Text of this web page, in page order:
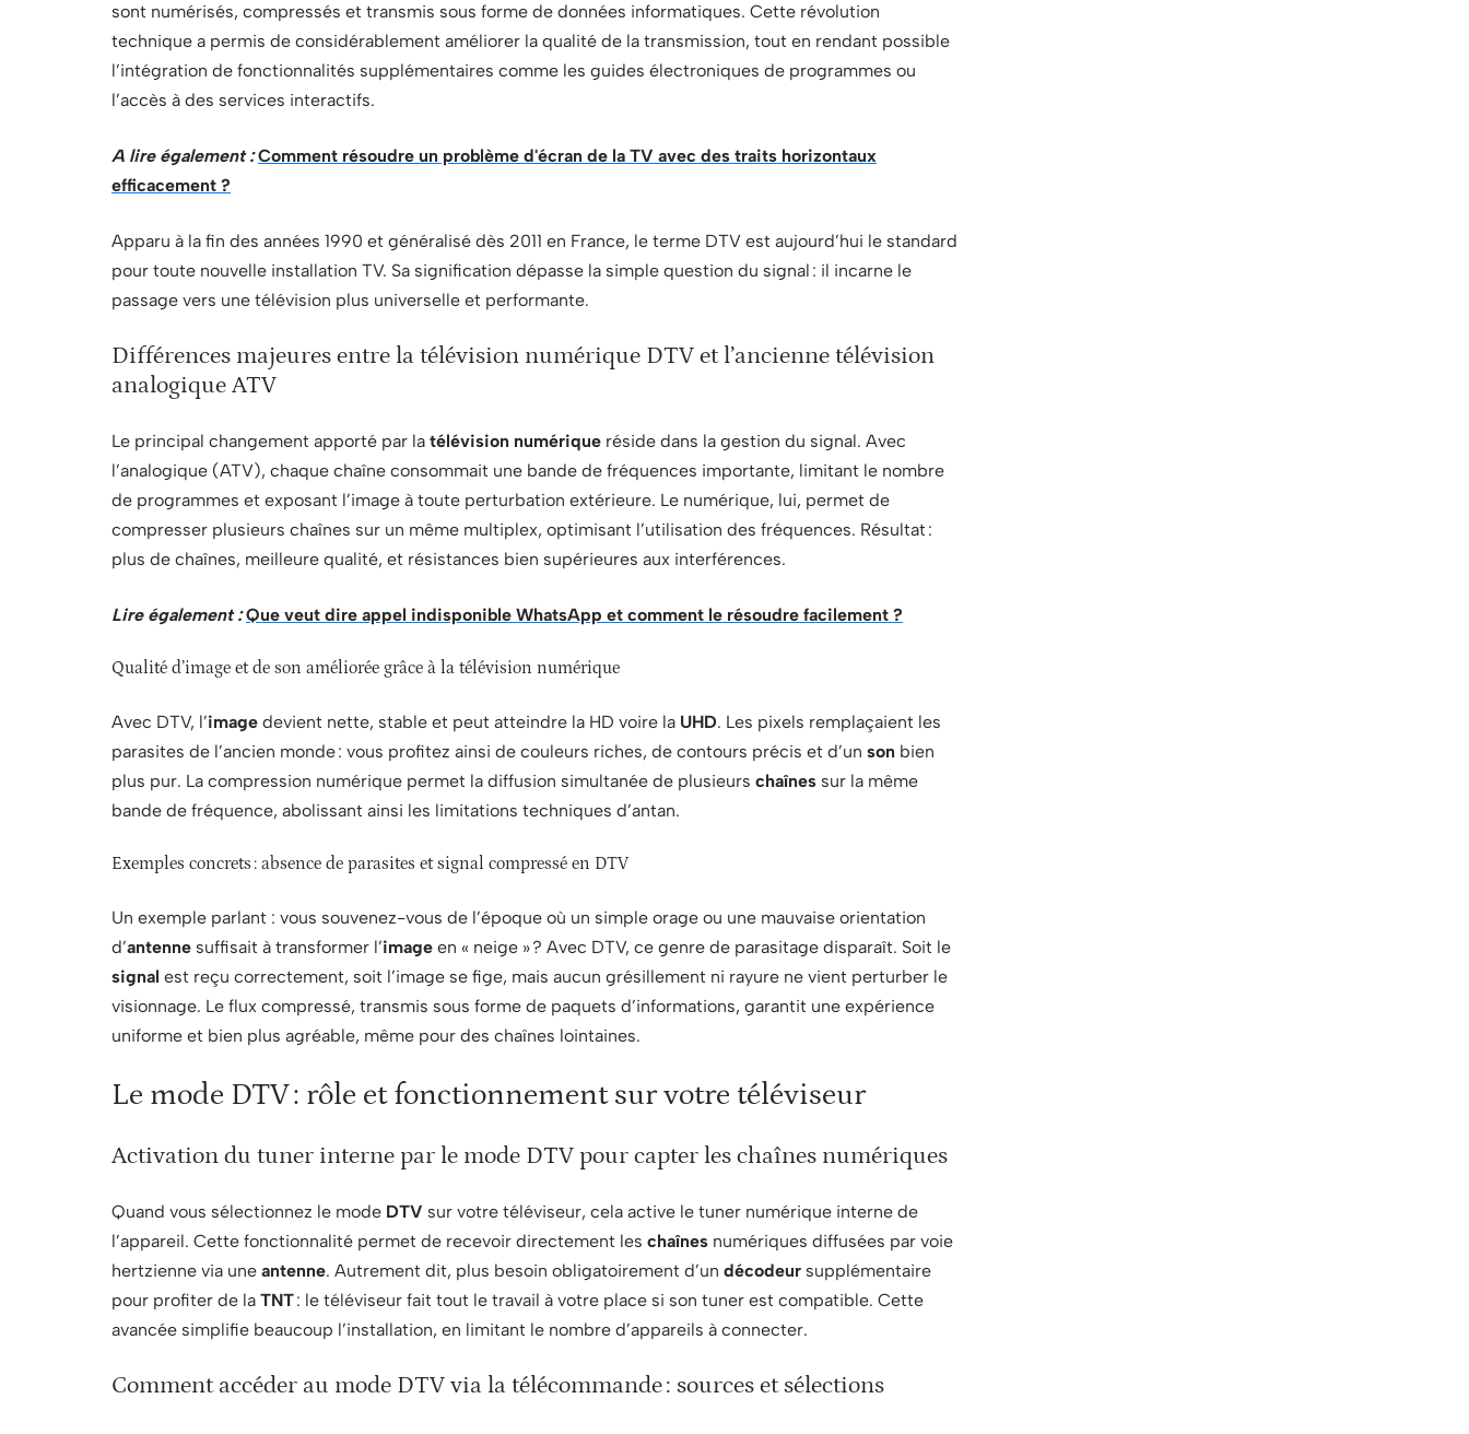
sont numérisés, compressés et transmis sous forme de données informatiques. Cette révolution
technique a permis de considérablement améliorer la qualité de la transmission, tout en rendant possible
l’intégration de fonctionnalités supplémentaires comme les guides électroniques de programmes ou
l’accès à des services interactifs.
A lire également : Comment résoudre un problème d'écran de la TV avec des traits horizontaux
efficacement ?
Apparu à la fin des années 1990 et généralisé dès 2011 en France, le terme DTV est aujourd’hui le standard
pour toute nouvelle installation TV. Sa signification dépasse la simple question du signal : il incarne le
passage vers une télévision plus universelle et performante.
Différences majeures entre la télévision numérique DTV et l’ancienne télévision
analogique ATV
Le principal changement apporté par la télévision numérique réside dans la gestion du signal. Avec
l’analogique (ATV), chaque chaîne consommait une bande de fréquences importante, limitant le nombre
de programmes et exposant l’image à toute perturbation extérieure. Le numérique, lui, permet de
compresser plusieurs chaînes sur un même multiplex, optimisant l’utilisation des fréquences. Résultat :
plus de chaînes, meilleure qualité, et résistances bien supérieures aux interférences.
Lire également : Que veut dire appel indisponible WhatsApp et comment le résoudre facilement ?
Qualité d’image et de son améliorée grâce à la télévision numérique
Avec DTV, l’image devient nette, stable et peut atteindre la HD voire la UHD. Les pixels remplaçaient les
parasites de l’ancien monde : vous profitez ainsi de couleurs riches, de contours précis et d’un son bien
plus pur. La compression numérique permet la diffusion simultanée de plusieurs chaînes sur la même
bande de fréquence, abolissant ainsi les limitations techniques d’antan.
Exemples concrets : absence de parasites et signal compressé en DTV
Un exemple parlant : vous souvenez-vous de l’époque où un simple orage ou une mauvaise orientation
d’antenne suffisait à transformer l’image en « neige » ? Avec DTV, ce genre de parasitage disparaît. Soit le
signal est reçu correctement, soit l’image se fige, mais aucun grésillement ni rayure ne vient perturber le
visionnage. Le flux compressé, transmis sous forme de paquets d’informations, garantit une expérience
uniforme et bien plus agréable, même pour des chaînes lointaines.
Le mode DTV : rôle et fonctionnement sur votre téléviseur
Activation du tuner interne par le mode DTV pour capter les chaînes numériques
Quand vous sélectionnez le mode DTV sur votre téléviseur, cela active le tuner numérique interne de
l’appareil. Cette fonctionnalité permet de recevoir directement les chaînes numériques diffusées par voie
hertzienne via une antenne. Autrement dit, plus besoin obligatoirement d’un décodeur supplémentaire
pour profiter de la TNT: le téléviseur fait tout le travail à votre place si son tuner est compatible. Cette
avancée simplifie beaucoup l’installation, en limitant le nombre d’appareils à connecter.
Comment accéder au mode DTV via la télécommande : sources et sélections